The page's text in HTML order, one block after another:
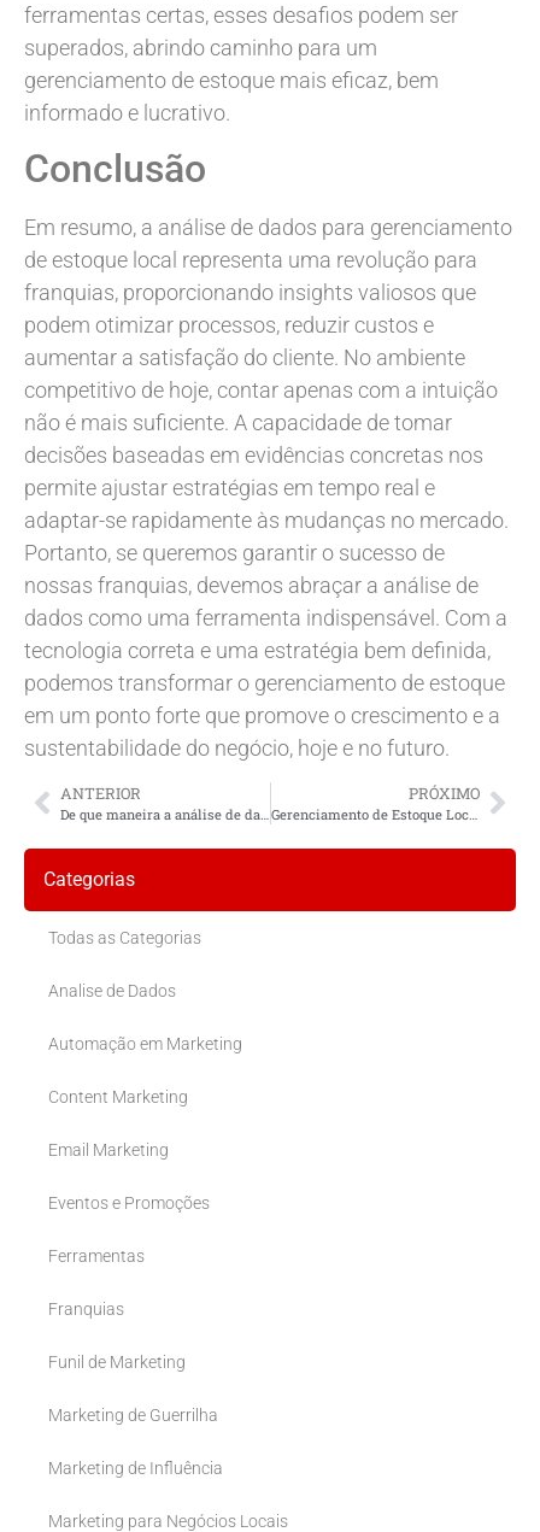
ferramentas certas, esses desafios podem ser
superados, abrindo caminho para um
gerenciamento de estoque mais eficaz, bem
informado e lucrativo.
Conclusão
Em resumo, a análise de dados para gerenciamento
de estoque local representa uma revolução para
franquias, proporcionando insights valiosos que
podem otimizar processos, reduzir custos e
aumentar a satisfação do cliente. No ambiente
competitivo de hoje, contar apenas com a intuição
não é mais suficiente. A capacidade de tomar
decisões baseadas em evidências concretas nos
permite ajustar estratégias em tempo real e
adaptar-se rapidamente às mudanças no mercado.
Portanto, se queremos garantir o sucesso de
nossas franquias, devemos abraçar a análise de
dados como uma ferramenta indispensável. Com a
tecnologia correta e uma estratégia bem definida,
podemos transformar o gerenciamento de estoque
em um ponto forte que promove o crescimento e a
sustentabilidade do negócio, hoje e no futuro.
ANTERIOR PRÓXIMO
Gerenciamento de Estoque Local com Análise de Dados
Categorias
Todas as Categorias
Analise de Dados
Automação em Marketing
Content Marketing
Email Marketing
Eventos e Promoções
Ferramentas
Franquias
Funil de Marketing
Marketing de Guerrilha
Marketing de Influência
Marketing para Negócios Locais